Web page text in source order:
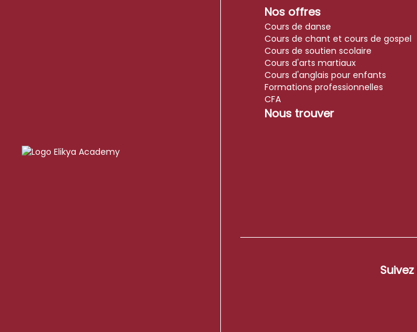
Nos offres
Cours de danse
Cours de chant et cours de gospel
Cours de soutien scolaire
Cours d'arts martiaux
Cours d'anglais pour enfants
Formations professionnelles
CFA
Nous trouver
Suivez